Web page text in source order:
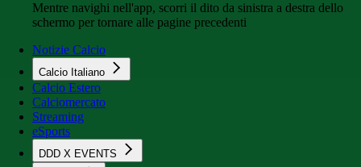
Mentre navighi nell'app, scorri il dito da sinistra a destra dello
schermo per tornare alle pagine precedenti
Notizie Calcio
Calcio Italiano
Calcio Estero
Calciomercato
Streaming
eSports
DDD X EVENTS